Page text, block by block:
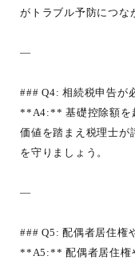
がトラブル予防につな
—
### Q4: 相続税申告が
**A4:** 基礎控除額を
価値を踏まえ税理士が
を守りましょう。
—
### Q5: 配偶者居住権
**A5:** 配偶者居住権